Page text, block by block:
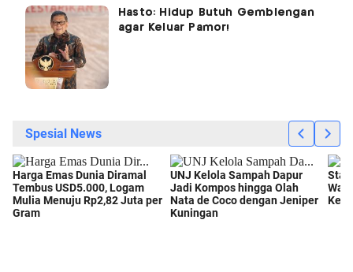
Hasto: Hidup Butuh Gemblengan
agar Keluar Pamor!